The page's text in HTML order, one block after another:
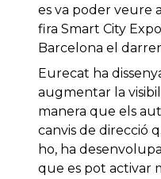
es va poder veure
fira Smart City
Barcelona el
Eurecat ha
augmentar la
manera que els
canvis de direcció
ho, ha
que es pot activar